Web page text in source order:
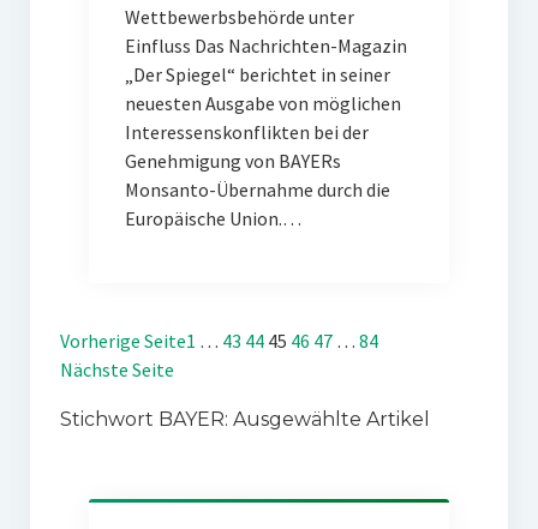
Wettbewerbsbehörde unter
Einfluss Das Nachrichten-Magazin
„Der Spiegel“ berichtet in seiner
neuesten Ausgabe von möglichen
Interessenskonflikten bei der
Genehmigung von BAYERs
Monsanto-Übernahme durch die
Europäische Union.…
Vorherige Seite1 … 43 44 45 46 47 … 84
Nächste Seite
Stichwort BAYER: Ausgewählte Artikel